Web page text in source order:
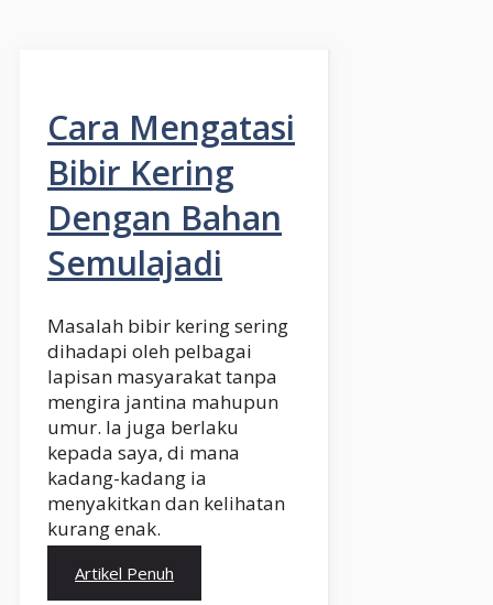
Cara Mengatasi
Bibir Kering
Dengan Bahan
Semulajadi
Masalah bibir kering sering
dihadapi oleh pelbagai
lapisan masyarakat tanpa
mengira jantina mahupun
umur. Ia juga berlaku
kepada saya, di mana
kadang-kadang ia
menyakitkan dan kelihatan
kurang enak.
Artikel Penuh